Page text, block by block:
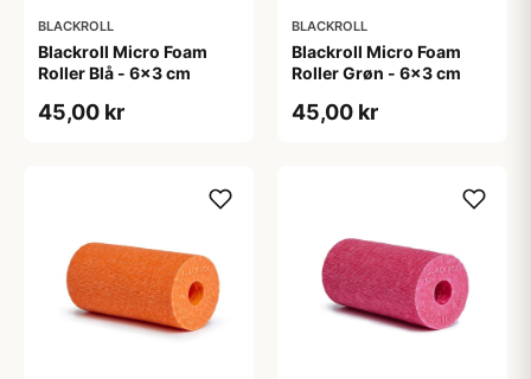
BLACKROLL
Blackroll Micro Foam
Roller Blå - 6x3 cm
45,00 kr
BLACKROLL
Blackroll Micro Foam
Roller Grøn - 6x3 cm
45,00 kr